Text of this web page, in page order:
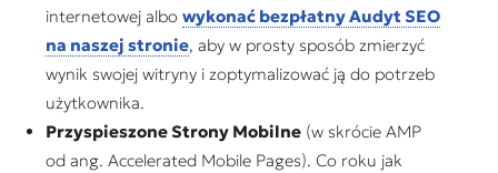
internetowej albo wykonać bezpłatny Audyt SEO
na naszej stronie, aby w prosty sposób zmierzyć
wynik swojej witryny i zoptymalizować ją do potrzeb
użytkownika.
Przyspieszone Strony Mobilne (w skrócie AMP
od ang. Accelerated Mobile Pages). Co roku jak